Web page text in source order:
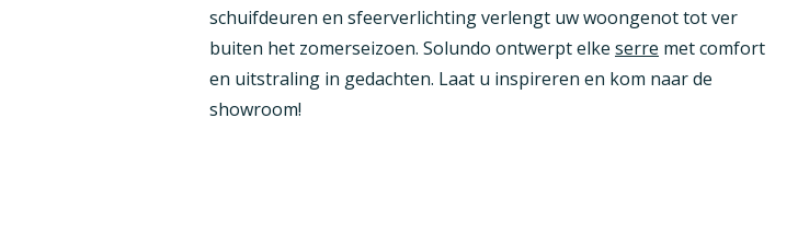
schuifdeuren en sfeerverlichting verlengt uw woongenot tot ver
buiten het zomerseizoen. Solundo ontwerpt elke serre met comfort
en uitstraling in gedachten. Laat u inspireren en kom naar de
showroom!